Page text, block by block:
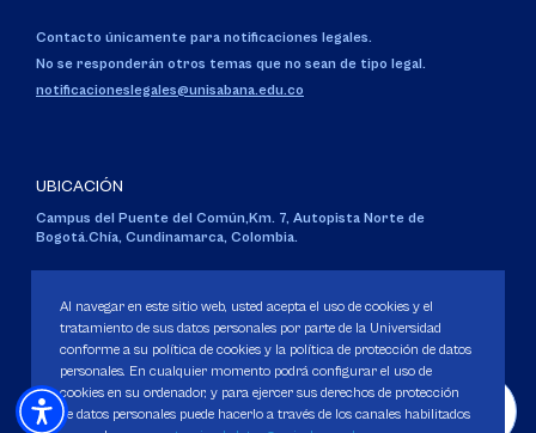
Contacto únicamente para notificaciones legales.
No se responderán otros temas que no sean de tipo legal.
notificacioneslegales@unisabana.edu.co
UBICACIÓN
Campus del Puente del Común,Km. 7, Autopista Norte de
Bogotá.Chía, Cundinamarca, Colombia.
Personería Jurídica:Resolución 130 del 14 de enero de 1980.
Ministerio de Educación Nacional.
Al navegar en este sitio web, usted acepta el uso de cookies y el
tratamiento de sus datos personales por parte de la Universidad
conforme a su política de cookies y la política de protección de datos
personales. En cualquier momento podrá configurar el uso de
cookies en su ordenador, y para ejercer sus derechos de protección
de datos personales puede hacerlo a través de los canales habilitados